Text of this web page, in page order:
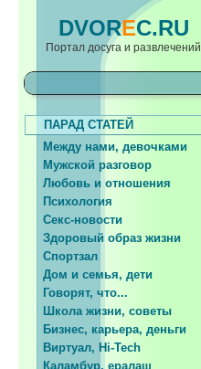
DVOREC.RU
Портал досуга и развлечений
ПАРАД СТАТЕЙ
Между нами, девочками
Мужской разговор
Любовь и отношения
Психология
Секс-новости
Здоровый образ жизни
Спортзал
Дом и семья, дети
Говорят, что...
Школа жизни, советы
Бизнес, карьера, деньги
Виртуал, Hi-Tech
Каламбур, ералаш